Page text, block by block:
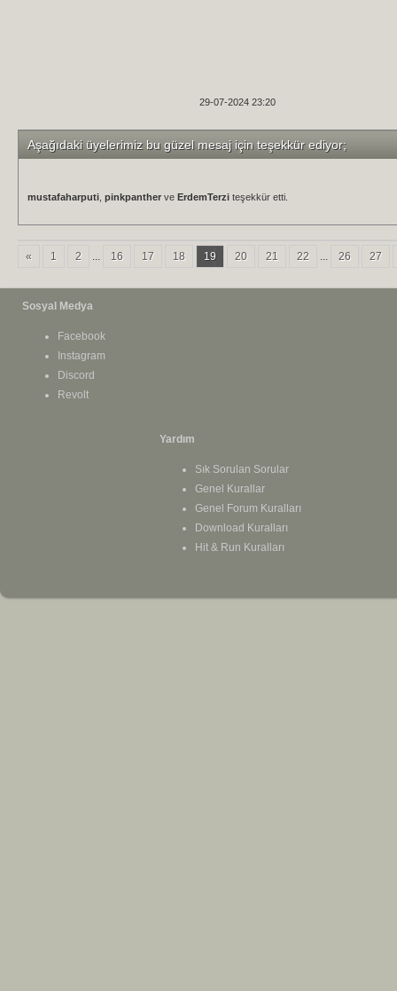
29-07-2024 23:20
Aşağıdaki üyelerimiz bu güzel mesaj için teşekkür ediyor;
mustafaharputi pinkpanther ve ErdemTerzi teşekkür etti.
« 1 2 ... 16 17 18 19 20 21 22 ... 26 27
Sosyal Medya
Facebook
Instagram
Discord
Revolt
Yardım
Sık Sorulan Sorular
Genel Kurallar
Genel Forum Kuralları
Download Kuralları
Hit & Run Kuralları